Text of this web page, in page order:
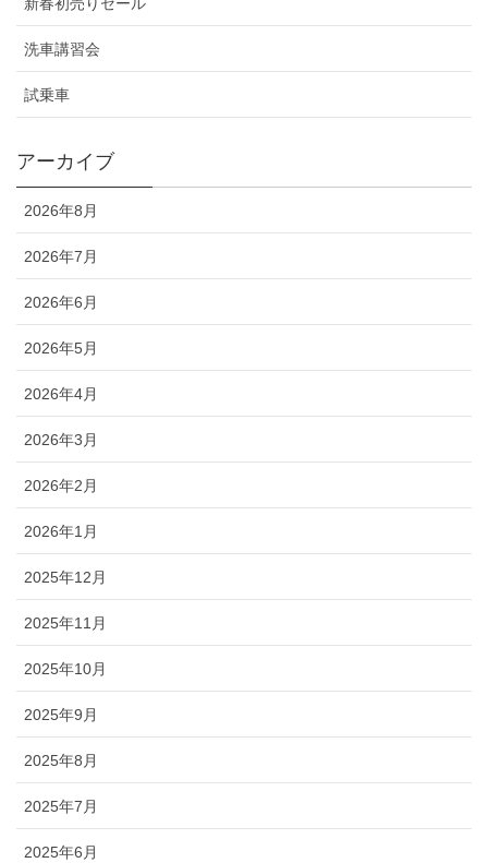
新春初売りセール
洗車講習会
試乗車
アーカイブ
2026年8月
2026年7月
2026年6月
2026年5月
2026年4月
2026年3月
2026年2月
2026年1月
2025年12月
2025年11月
2025年10月
2025年9月
2025年8月
2025年7月
2025年6月